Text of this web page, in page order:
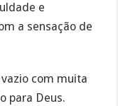
e
a sensação de
com muita
para Deus.